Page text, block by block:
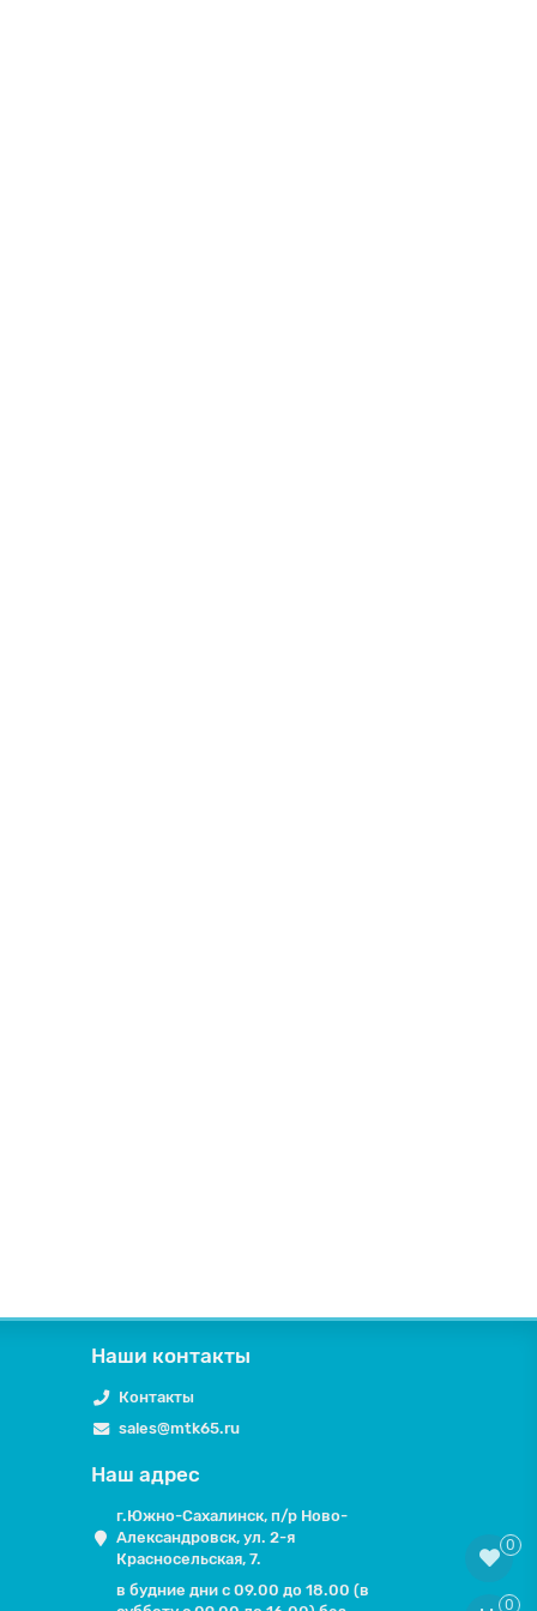
Наши контакты
Контакты
sales@mtk65.ru
Наш адрес
г.Южно-Сахалинск, п/р Ново-
Александровск, ул. 2-я
Красносельская, 7.
в будние дни с 09.00 до 18.00 (в
0
0